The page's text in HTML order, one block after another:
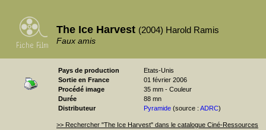
The Ice Harvest (2004) Harold Ramis
Faux amis
Pays de production
Etats-Unis
Sortie en France
01 février 2006
Procédé image
35 mm - Couleur
Durée
88 mn
Distributeur
Pyramide (source : ADRC)
>> Rechercher "The Ice Harvest" dans le catalogue Ciné-Ressources